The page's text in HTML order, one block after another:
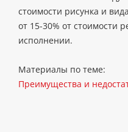
стоимости рисунка и
от 15-30% от стоимости
исполнении.
Материалы по теме:
Преимущества и